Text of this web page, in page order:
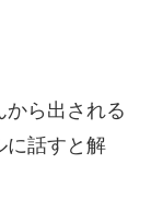
から出される
に話すと解